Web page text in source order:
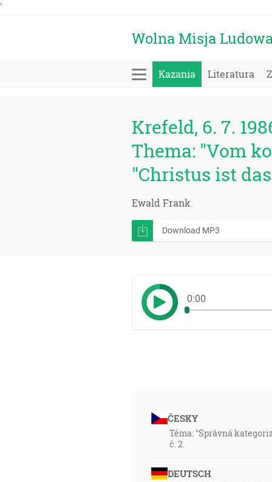
'
Wolna Misja
Kazania Literatura
Krefeld, 6. 7.
Thema: "Vom
"Christus ist
Ewald Frank
Download MP3
0:00
ČESKY
Téma: "Správná
č. 2.
DEUTSCH